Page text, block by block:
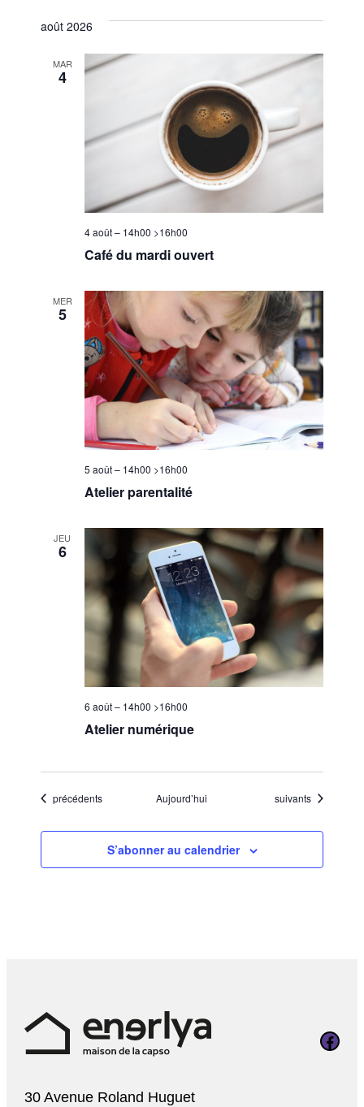
août 2026
MAR
4
Café du mardi ouvert
4 août – 14h00 >16h00
MER
5
Atelier parentalité
5 août – 14h00 >16h00
JEU
6
Atelier numérique
6 août – 14h00 >16h00
Évènements
précédents Aujourd’hui Évènements
suivants
S’abonner au calendrier
Page
30 Avenue Roland Huguet